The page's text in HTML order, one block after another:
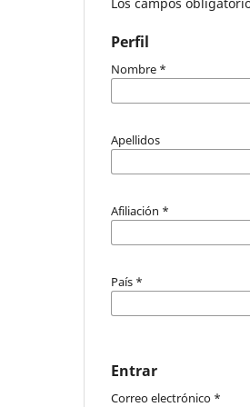
Perfil
Nombre *
Apellidos
Afiliación *
País *
Entrar
Correo electrónico *